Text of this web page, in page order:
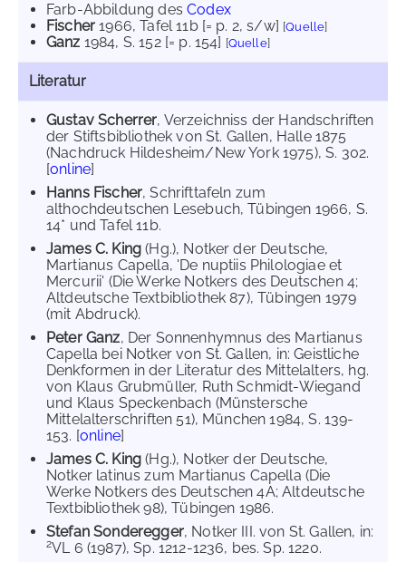
Farb-Abbildung desCodex
Fischer 1966, Tafel 11b [= p. 2, s/w] [Quelle]
Ganz 1984, S. 152 [= p. 154] [Quelle]
Literatur
Gustav Scherrer, Verzeichniss der Handschriften
der Stiftsbibliothek von St. Gallen, Halle 1875
(Nachdruck Hildesheim/New York 1975), S. 302.
[online]
Hanns Fischer, Schrifttafeln zum
althochdeutschen Lesebuch, Tübingen 1966, S.
14* und Tafel 11b.
James C. King(Hg.), Notker der Deutsche,
Martianus Capella, 'De nuptiis Philologiae et
Mercurii' (Die Werke Notkers des Deutschen 4;
Altdeutsche Textbibliothek 87), Tübingen 1979
(mit Abdruck).
Peter Ganz, Der Sonnenhymnus des Martianus
Capella bei Notker von St. Gallen, in: Geistliche
Denkformen in der Literatur des Mittelalters, hg.
von Klaus Grubmüller, Ruth Schmidt-Wiegand
und Klaus Speckenbach (Münstersche
Mittelalterschriften 51), München 1984, S. 139-
153. [online]
James C. King(Hg.), Notker der Deutsche,
Notker latinus zum Martianus Capella (Die
Werke Notkers des Deutschen 4A; Altdeutsche
Textbibliothek 98), Tübingen 1986.
Stefan Sonderegger, Notker III. von St. Gallen, in:
2VL 6 (1987), Sp. 1212-1236, bes. Sp. 1220.